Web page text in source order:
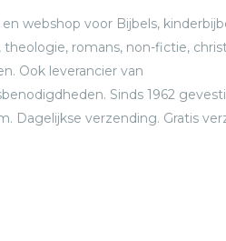
webshop voor Bijbels,
theologie, romans, non-fictie,
Ook leverancier van
Sinds 1962
Dagelijkse verzending. Gratis